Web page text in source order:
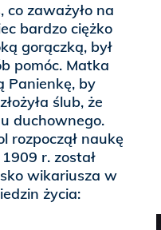
co zaważyło na
bardzo ciężko
gorączką, był
pomóc. Matka
Panienkę, by
ślub, że
duchownego.
rozpoczął naukę
r. został
wikariusza w
życia: